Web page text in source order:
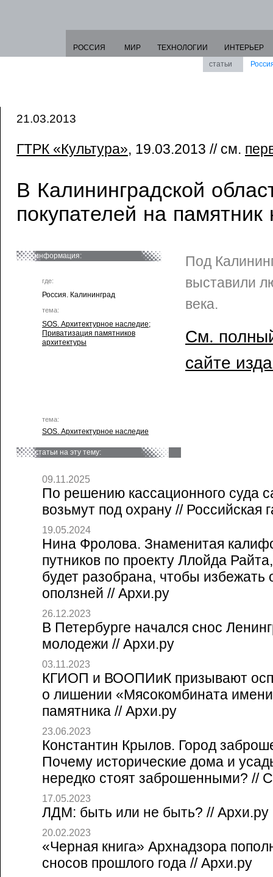
РОССИЯ МИР ТЕХНОЛОГИИ
ИНТЕРЬЕР
статьи
21.03.2013
ГТРК «Культура», 19.03.2013 // см.
В Калининградской
покупателей на памятник
информация:
где:
Россия. Калининград
тема:
SOS. Архитектурное наследие;
Приватизация памятников
архитектуры
Под
выставили
века.
См.
сайте
тема:
SOS. Архитектурное наследие
статьи на эту тему:
09.11.2025
По решению кассационного суда
возьмут под охрану // Российская
19.05.2024
Нина Фролова. Знаменитая
путников по проекту Ллойда
будет разобрана, чтобы избежать
оползней // Архи.ру
26.12.2023
В Петербурге начался снос
молодежи // Архи.ру
03.11.2023
КГИОП и ВООПИиК призывают
о лишении «Мясокомбината
памятника // Архи.ру
23.06.2023
Константин Крылов. Город
Почему исторические дома и
нередко стоят заброшенными? //
17.05.2023
ЛДМ: быть или не быть? // Архи.ру
20.02.2023
«Черная книга» Архнадзора
сносов прошлого года // Архи.ру